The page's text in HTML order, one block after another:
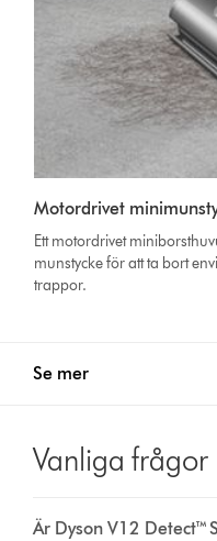
Motordrivet
Ett motordrivet
munstycke för att ta bort
trappor.
Se mer
Vanliga frågor
Är Dyson V12 Detect™